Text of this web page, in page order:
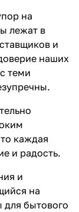
на
лежат в
и
наших
теми
каждая
и радость.
и
на
для бытового